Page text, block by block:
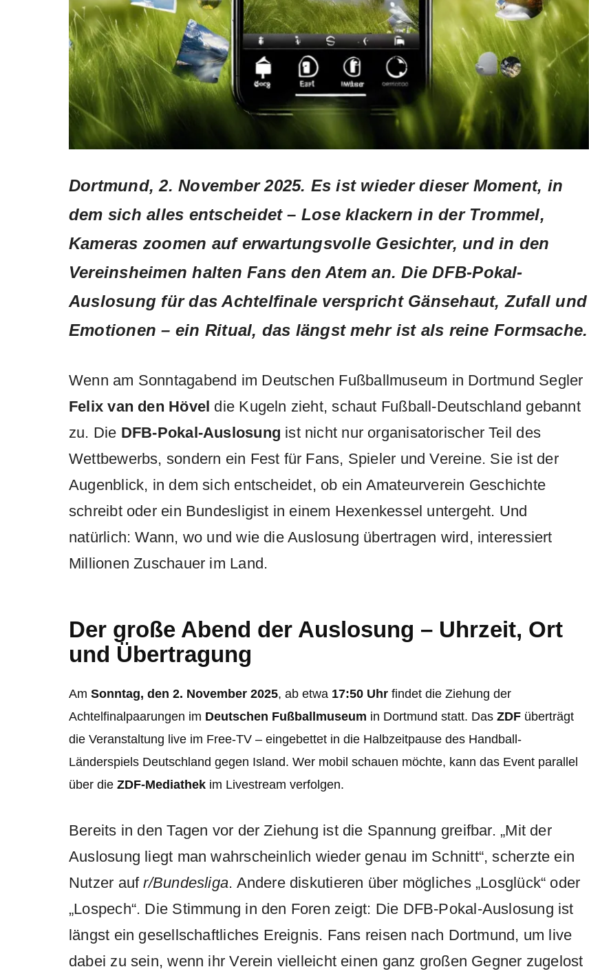
Dortmund, 2. November 2025. Es ist wieder dieser Moment, in
dem sich alles entscheidet – Lose klackern in der Trommel,
Kameras zoomen auf erwartungsvolle Gesichter, und in den
Vereinsheimen halten Fans den Atem an. DieDFB-Pokal-
Auslosung für das Achtelfinale verspricht Gänsehaut, Zufall und
Emotionen – ein Ritual, das längst mehr ist als reine Formsache.
Wenn am Sonntagabend im Deutschen Fußballmuseum in Dortmund Segler
Felix van den Hövel die Kugeln zieht, schaut Fußball-Deutschland gebannt
zu. Die DFB-Pokal-Auslosung ist nicht nur organisatorischer Teil des
Wettbewerbs, sondern ein Fest für Fans, Spieler und Vereine. Sie ist der
Augenblick, in dem sich entscheidet, ob ein Amateurverein Geschichte
schreibt oder ein Bundesligist in einem Hexenkessel untergeht. Und
natürlich: Wann, wo und wie die Auslosung übertragen wird, interessiert
Millionen Zuschauer im Land.
Der große Abend der Auslosung – Uhrzeit, Ort
und Übertragung
Am Sonntag, den 2. November 2025, ab etwa 17:50 Uhr findet die Ziehung der
Achtelfinalpaarungen im Deutschen Fußballmuseum in Dortmund statt. Das ZDF überträgt
die Veranstaltung live im Free-TV – eingebettet in die Halbzeitpause des Handball-
Länderspiels Deutschland gegen Island. Wer mobil schauen möchte, kann das Event parallel
über die ZDF-Mediathek im Livestream verfolgen.
Bereits in den Tagen vor der Ziehung ist die Spannung greifbar. „Mit der
Auslosung liegt man wahrscheinlich wieder genau im Schnitt“, scherzte ein
Nutzer aufr/Bundesliga. Andere diskutieren über mögliches „Losglück“ oder
„Lospech“. Die Stimmung in den Foren zeigt: Die DFB-Pokal-Auslosung ist
längst ein gesellschaftliches Ereignis. Fans reisen nach Dortmund, um live
dabei zu sein, wenn ihr Verein vielleicht einen ganz großen Gegner zugelost